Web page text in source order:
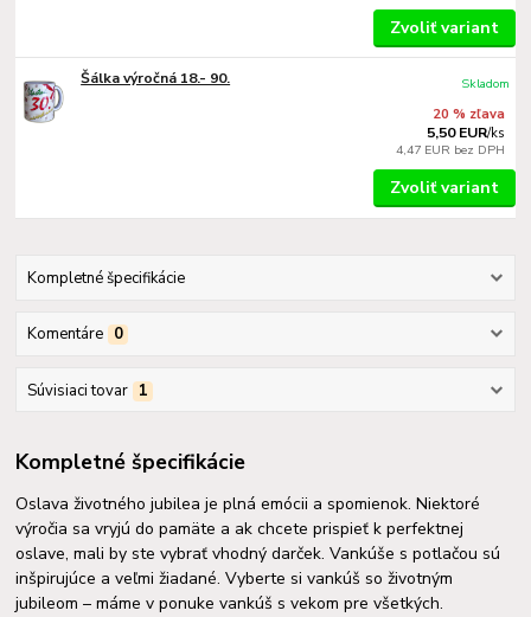
Zvoliť variant
Šálka výročná 18.- 90.
20 % zľava
5,50 EUR/ks
4,47 EUR bez DPH
Skladom
Zvoliť variant
Kompletné špecifikácie
Komentáre 0
Súvisiaci tovar 1
Kompletné špecifikácie
Oslava životného jubilea je plná emócii a spomienok. Niektoré
výročia sa vryjú do pamäte a ak chcete prispieť k perfektnej
oslave, mali by ste vybrať vhodný darček. Vankúše s potlačou sú
inšpirujúce a veľmi žiadané. Vyberte si vankúš so životným
jubileom – máme v ponuke vankúš s vekom pre všetkých.